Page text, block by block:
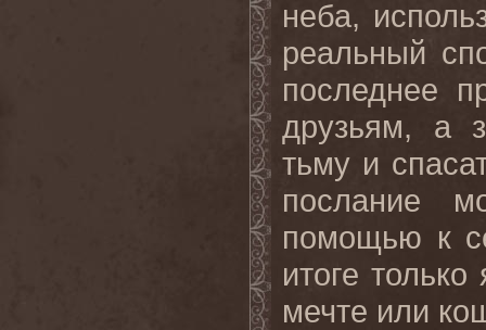
неба,
реальный
последнее
друзьям, а
тьму и
послание
помощью к
итоге
мечте или